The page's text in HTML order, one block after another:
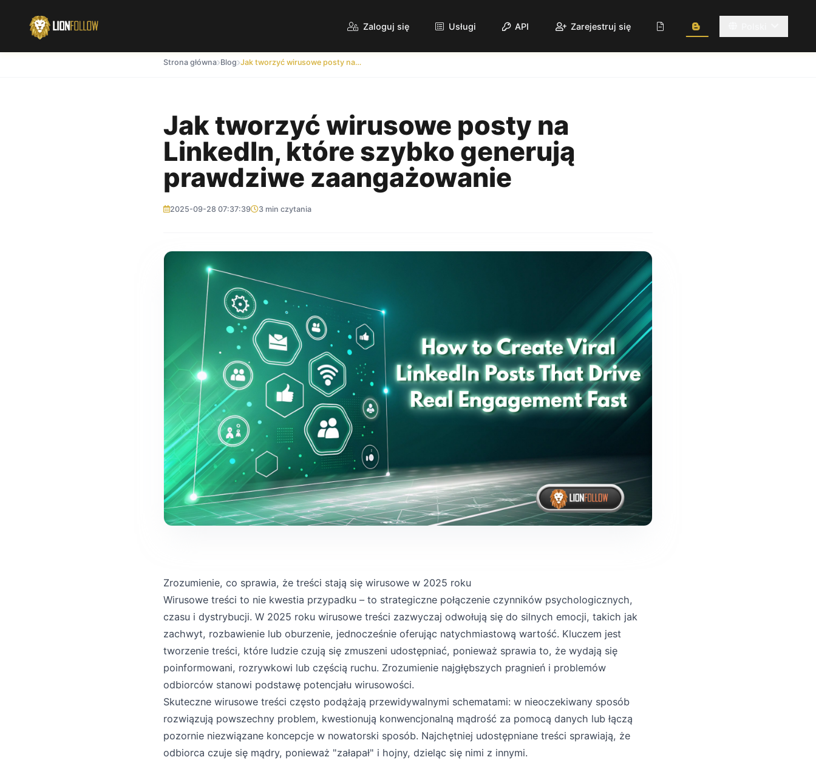
Zaloguj się Usługi API Zarejestruj się
Strona główna Blog Jak tworzyć wirusowe posty na LinkedIn, które szybko generują prawdziwe zaangażowanie
Jak tworzyć wirusowe posty na
LinkedIn, które szybko generują
prawdziwe zaangażowanie
2025-09-28 07:37:39 3 min czytania
Zrozumienie, co sprawia, że treści stają się wirusowe w 2025 roku
Wirusowe treści to nie kwestia przypadku – to strategiczne połączenie czynników psychologicznych,
czasu i dystrybucji. W 2025 roku wirusowe treści zazwyczaj odwołują się do silnych emocji, takich jak
zachwyt, rozbawienie lub oburzenie, jednocześnie oferując natychmiastową wartość. Kluczem jest
tworzenie treści, które ludzie czują się zmuszeni udostępniać, ponieważ sprawia to, że wydają się
poinformowani, rozrywkowi lub częścią ruchu. Zrozumienie najgłębszych pragnień i problemów
odbiorców stanowi podstawę potencjału wirusowości.
Skuteczne wirusowe treści często podążają przewidywalnymi schematami: w nieoczekiwany sposób
rozwiązują powszechny problem, kwestionują konwencjonalną mądrość za pomocą danych lub łączą
pozornie niezwiązane koncepcje w nowatorski sposób. Najchętniej udostępniane treści sprawiają, że
odbiorca czuje się mądry, ponieważ "załapał" i hojny, dzieląc się nimi z innymi.